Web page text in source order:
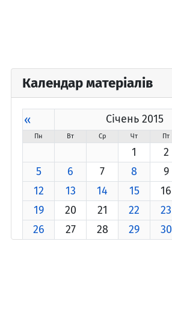
Календар матеріалів
« Січень 2015
Пн Вт Ср Чт Пт
1 2
5
6 7 8 9
12
13 14 15 16
19
20 21 22 23
26
27 28 29 30